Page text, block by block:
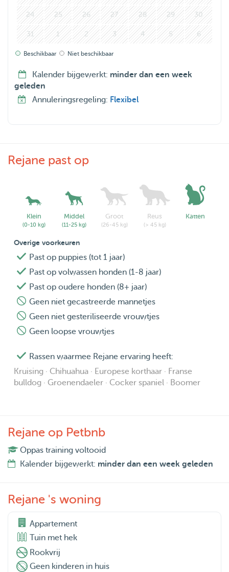
24 25 26 27 28 29 30
31 1 2 3 4 5 6
Beschikbaar Niet beschikbaar
Kalender bijgewerkt: minder dan een week
geleden
Annuleringsregeling: Flexibel
Rejane past op
Klein
(0-10 kg)
Middel
(11-25 kg)
Groot
(26-45 kg)
Reus
(> 45 kg)
Katten
Overige voorkeuren
Past op puppies (tot 1 jaar)
Past op volwassen honden (1-8 jaar)
Past op oudere honden (8+ jaar)
Geen niet gecastreerde mannetjes
Geen niet gesteriliseerde vrouwtjes
Geen loopse vrouwtjes
Rassen waarmee Rejane ervaring heeft:
Kruising · Chihuahua · Europese korthaar · Franse
bulldog · Groenendaeler · Cocker spaniel · Boomer
Rejane op Petbnb
Oppas training voltooid
Kalender bijgewerkt: minder dan een week geleden
Rejane 's woning
Appartement
Tuin met hek
Rookvrij
Geen kinderen in huis